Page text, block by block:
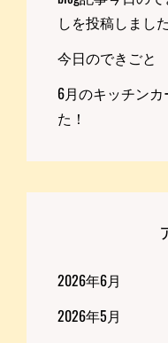
しを投稿しました
今日のできごと
6月のキッチンカ
た！
2026年6月
2026年5月